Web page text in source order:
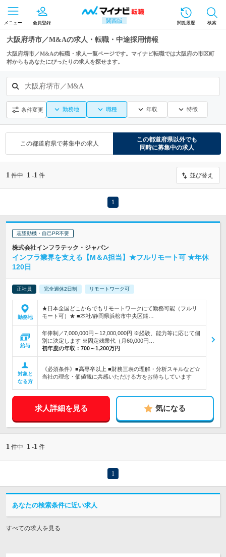
関西版
メニュー 会員登録 閲覧履歴 検索
大阪府堺市／M&Aの求人・転職・中途採用情報
大阪府堺市／M&Aの転職・求人一覧ページです。マイナビ転職では大阪府の市区町
村からもあなたにぴったりの求人を探せます。
大阪府堺市／M&A
条件変更 勤務地 職種 年収 特徴
この都道府県で募集中の求人
この都道府県以外でも
同時に募集中の求人
1 件中 1 -1 件 並び替え
1
志望動機・自己PR不要
株式会社インフラテック・ジャパン
インフラ業界を支える【M＆A担当】★フルリモート可 ★年休
120日
正社員 完全週休2日制 リモートワーク可
勤務地
★日本全国どこからでもリモートワークにて勤務可能（フルリ
モート可）★ ■本社/静岡県浜松市中央区鍛…
給与
年俸制／7,000,000円～12,000,000円 ※経験、能力等に応じて個
別に決定します ※固定残業代（月60,000円…
初年度の年収： 700～1,200万円
対象と
なる方
《必須条件》■高専卒以上 ■財務三表の理解・分析スキルなど☆
当社の理念・価値観に共感いただける方をお待ちしています
求人詳細を見る 気になる
1 件中 1 -1 件
1
あなたの検索条件に近い求人
すべての求人を見る